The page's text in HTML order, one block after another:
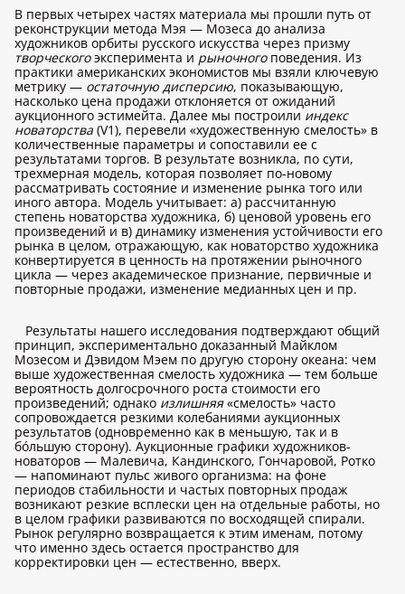
В первых четырех частях материала мы прошли путь от
реконструкции метода Мэя — Мозеса до анализа
художников орбиты русского искусства через призму
творческогоэксперимента и рыночногоповедения. Из
практики американских экономистов мы взяли ключевую
метрику — остаточную дисперсию, показывающую,
насколько цена продажи отклоняется от ожиданий
аукционного эстимейта. Далее мы построили индекс
новаторства (V1), перевели «художественную смелость» в
количественные параметры и сопоставили ее с
результатами торгов. В результате возникла, по сути,
трехмерная модель, которая позволяет по-новому
рассматривать состояние и изменение рынка того или
иного автора. Модель учитывает: а) рассчитанную
степень новаторства художника, б) ценовой уровень его
произведений и в) динамику изменения устойчивости его
рынка в целом, отражающую, как новаторство художника
конвертируется в ценность на протяжении рыночного
цикла — через академическое признание, первичные и
повторные продажи, изменение медианных цен и пр.
Результаты нашего исследования подтверждают общий
принцип, экспериментально доказанный Майклом
Мозесом и Дэвидом Мэем по другую сторону океана: чем
выше художественная смелость художника — тем больше
вероятность долгосрочного роста стоимости его
произведений; однако излишняя«смелость» часто
сопровождается резкими колебаниями аукционных
результатов (одновременно как в меньшую, так и в
бóльшую сторону). Аукционные графики художников-
новаторов — Малевича, Кандинского, Гончаровой, Ротко
— напоминают пульс живого организма: на фоне
периодов стабильности и частых повторных продаж
возникают резкие всплески цен на отдельные работы, но
в целом графики развиваются по восходящей спирали.
Рынок регулярно возвращается к этим именам, потому
что именно здесь остается пространство для
корректировки цен — естественно, вверх.